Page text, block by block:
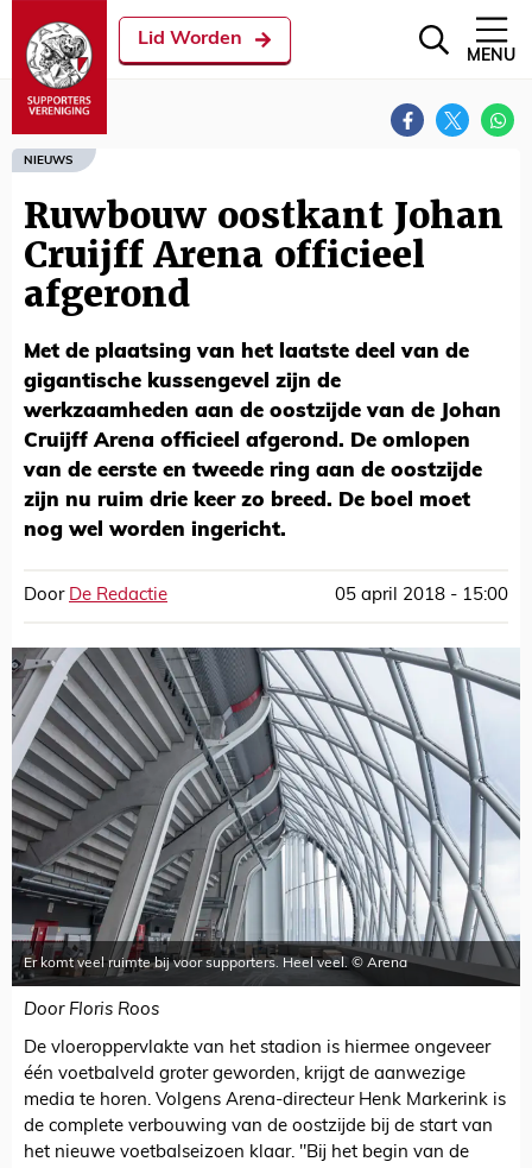
Lid Worden
MENU
NIEUWS
Ruwbouw oostkant Johan
Cruijff Arena officieel
afgerond
Met de plaatsing van het laatste deel van de
gigantische kussengevel zijn de
werkzaamheden aan de oostzijde van de Johan
Cruijff Arena officieel afgerond. De omlopen
van de eerste en tweede ring aan de oostzijde
zijn nu ruim drie keer zo breed. De boel moet
nog wel worden ingericht.
Door De Redactie 05 april 2018 - 15:00
Er komt veel ruimte bij voor supporters. Heel veel. © Arena
Door Floris Roos
De vloeroppervlakte van het stadion is hiermee ongeveer
één voetbalveld groter geworden, krijgt de aanwezige
media te horen. Volgens Arena-directeur Henk Markerink is
de complete verbouwing van de oostzijde bij de start van
het nieuwe voetbalseizoen klaar. "Bij het begin van de